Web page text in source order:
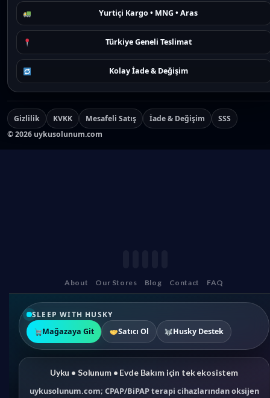
Yurtiçi Kargo • MNG • Aras
Türkiye Geneli Teslimat
Kolay İade & Değişim
Gizlilik KVKK Mesafeli Satış İade & Değişim
SSS
©2026 uykusolunum.com
About Our Stores Blog Contact FAQ
SLEEP WITH HUSKY
Mağazaya Git
Satıcı Ol Husky Destek
Uyku • Solunum • Evde Bakım için tek ekosistem
uykusolunum.com; CPAP/BiPAP terapi cihazlarından oksijen